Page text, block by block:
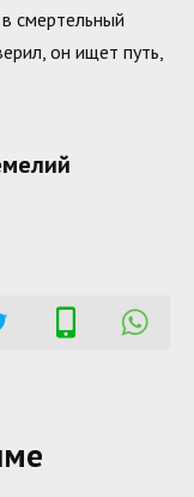
смертельный
он ищет путь,